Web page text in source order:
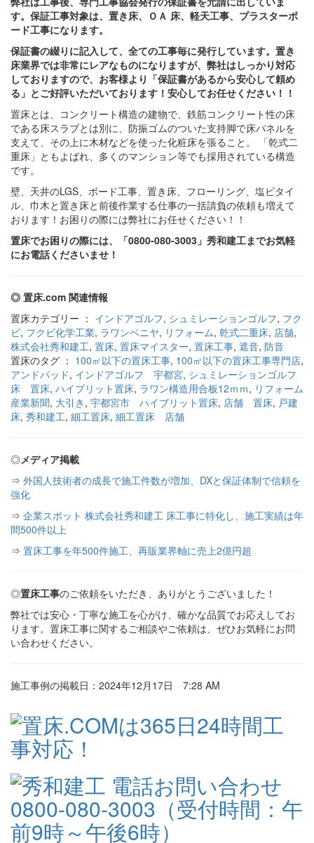
す。保証工事対象は、置き床、ＯＡ 床、軽天工事、プラスターボ
ード工事になります。
保証書の綴りに記入して、全ての工事毎に発行しています。置き
床業界では非常にレアなものになりますが、弊社はしっかり対応
しておりますので、お客様より「保証書があるから安心して頼め
る」とご好評いただいております！安心してお任せください！！
置床とは、コンクリート構造の建物で、鉄筋コンクリート性の床
である床スラブとは別に、防振ゴムのついた支持脚で床パネルを
支えて、その上に木材などを使った化粧床を張ること。 「乾式二
重床」ともよばれ、多くのマンション等でも採用されている構造
です。
壁、天井のLGS、ボード工事、置き床、フローリング、塩ビタイ
ル、巾木と置き床と前後作業する仕事の一括請負の依頼も増えて
おります！お困りの際には弊社にお任せください！！
置床でお困りの際には、「0800-080-3003」秀和建工までお気軽
にお電話くださいませ！
◎ 置床.com 関連情報
置床カテゴリー ： インドアゴルフ, シュミレーションゴルフ, フク
ビ, フクビ化学工業, ラワンベニヤ, リフォーム, 乾式二重床, 店舗,
株式会社秀和建工, 置床, 置床マイスター, 置床工事, 遮音, 防音
置床のタグ ： 100㎡以下の置床工事, 100㎡以下の置床工事専門店,
アンドパッド, インドアゴルフ 宇都宮, シュミレーションゴルフ
床 置床, ハイブリット置床, ラワン構造用合板12ｍｍ, リフォーム
産業新聞, 大引き , 宇都宮市 ハイブリット置床, 店舗 置床, 戸建
床, 秀和建工, 細工置床, 細工置床 店舗
◎メディア掲載
⇒ 外国人技術者の成長で施工件数が増加、DXと保証体制で信頼を
強化
⇒ 企業スポット 株式会社秀和建工 床工事に特化し、施工実績は年
間500件以上
⇒ 置床工事を年500件施工、再販業界軸に売上2億円超
◎置床工事のご依頼をいただき、ありがとうございました！
弊社では安心・丁寧な施工を心がけ、確かな品質でお応えしてお
ります。置床工事に関するご相談やご依頼は、ぜひお気軽にお問
い合わせください。
施工事例の掲載日：2024年12月17日 7:28 AM